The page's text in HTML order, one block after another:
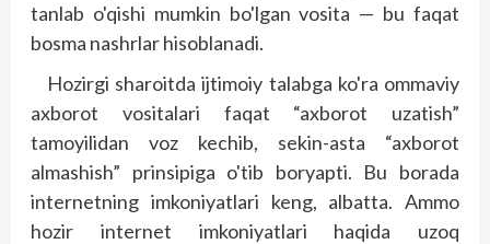
tanlab o'qishi mumkin bo'lgan vosita — bu faqat
bosma nashrlar hi­soblanadi.
Hozirgi sharoitda ijtimoiy talabga ko'ra ommaviy
axborot vositalari faqat “axborot uzatish”
tamoyilidan voz kechib, sekin-asta “axborot
almashish” prinsipiga o'tib boryapti. Bu borada
internetning imkoniyatlari keng, albatta. Ammo
hozir internet imkoniyatlari haqida uzoq